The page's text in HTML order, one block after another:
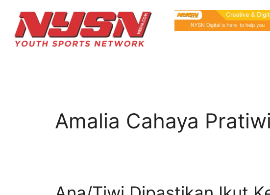
Amalia Cahaya Pratiwi